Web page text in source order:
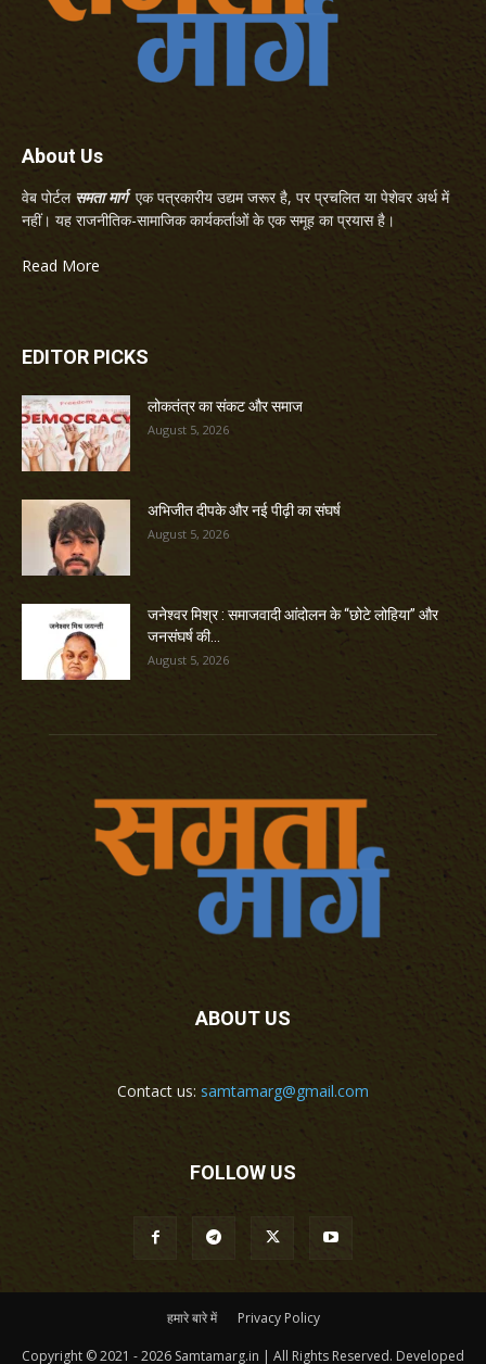
About Us
वेब पोर्टल समता मार्गएक पत्रकारीय उद्यम जरूर है, पर प्रचलित या पेशेवर अर्थ में
नहीं। यह राजनीतिक-सामाजिक कार्यकर्ताओं के एक समूह का प्रयास है।
Read More
EDITOR PICKS
लोकतंत्र का संकट और समाज
August 5, 2026
अभिजीत दीपके और नई पीढ़ी का संघर्ष
August 5, 2026
जनेश्वर मिश्र : समाजवादी आंदोलन के “छोटे लोहिया” और
जनसंघर्ष की...
August 5, 2026
ABOUT US
Contact us: samtamarg@gmail.com
FOLLOW US
हमारे बारे में Privacy Policy
Copyright © 2021 - 2026 Samtamarg.in | All Rights Reserved. Developed